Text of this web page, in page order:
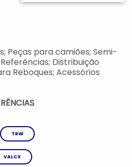
Peças para camiões; Semi-
Distribuição
Reboques; Acessórios
TRW
VALCX